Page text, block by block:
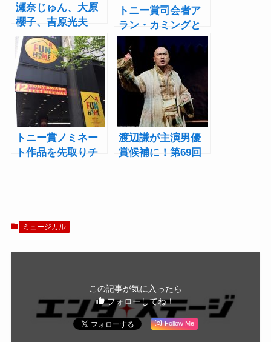
瀬奈じゅん、大原
櫻子、吉原光夫
ら、父と娘の別れ
と希望のミュージ
カル『FUN
HOME』公演レポ
ート
トニー賞司会者ア
ラン・カミングと
クリスティン・チ
ェノウス、奇抜な
衣装が大きな話題
に！
トニー賞ノミネー
ト作品を先取りチ
渡辺謙が主演男優
賞候補に！第69回
ミュージカル
この記事が気に入ったら
フォローしてね！
Follow Me